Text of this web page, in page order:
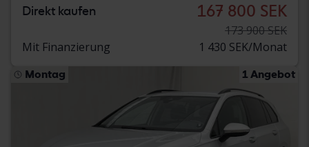
Direkt kaufen 167 800 SEK
173 900 SEK
Mit Finanzierung
1 430 SEK/Monat
Montag 1 Angebot